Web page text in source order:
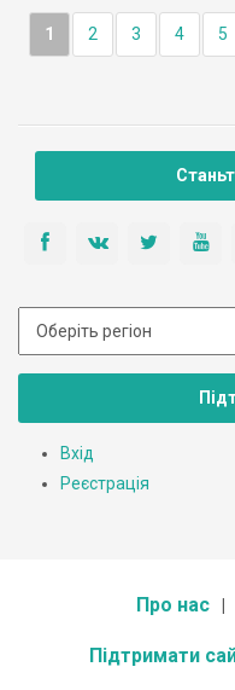
1 2 3 4 5
Вхід
Реєстрація
Про нас
Підтримати